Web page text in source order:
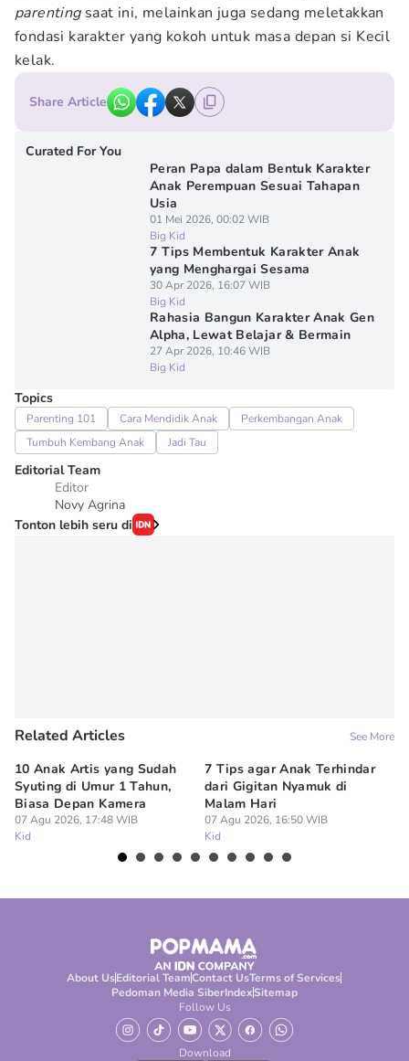
parentingsaat ini, melainkan juga sedang meletakkan
fondasi karakter yang kokoh untuk masa depan si Kecil
kelak.
Share Article
Curated For You
Peran Papa dalam Bentuk Karakter
Anak Perempuan Sesuai Tahapan
Usia
01 Mei 2026, 00:02 WIB
Big Kid
7 Tips Membentuk Karakter Anak
yang Menghargai Sesama
30 Apr 2026, 16:07 WIB
Big Kid
Rahasia Bangun Karakter Anak Gen
Alpha, Lewat Belajar & Bermain
27 Apr 2026, 10:46 WIB
Big Kid
Topics
Parenting 101 Cara Mendidik Anak
Perkembangan Anak
Tumbuh Kembang Anak
Jadi Tau
Editorial Team
Editor
Novy Agrina
Tonton lebih seru di
Related Articles See More
10 Anak Artis yang Sudah
Syuting di Umur 1 Tahun,
Biasa Depan Kamera
07 Agu 2026, 17:48 WIB
Kid
7 Tips agar Anak Terhindar
dari Gigitan Nyamuk di
Malam Hari
07 Agu 2026, 16:50 WIB
Kid
About UsEditorial TeamContact UsTerms of Services
Pedoman Media SiberIndexSitemap
Follow Us
Download